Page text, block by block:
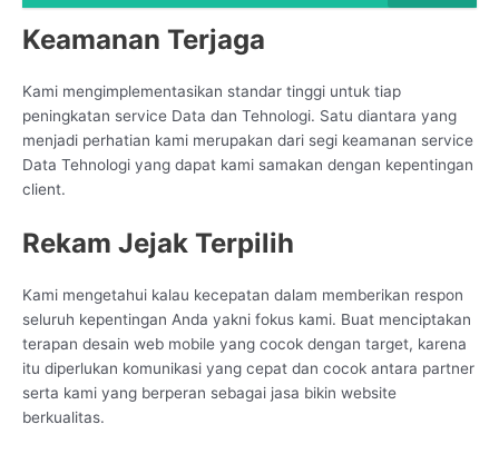
Keamanan Terjaga
Kami mengimplementasikan standar tinggi untuk tiap
peningkatan service Data dan Tehnologi. Satu diantara yang
menjadi perhatian kami merupakan dari segi keamanan service
Data Tehnologi yang dapat kami samakan dengan kepentingan
client.
Rekam Jejak Terpilih
Kami mengetahui kalau kecepatan dalam memberikan respon
seluruh kepentingan Anda yakni fokus kami. Buat menciptakan
terapan desain web mobile yang cocok dengan target, karena
itu diperlukan komunikasi yang cepat dan cocok antara partner
serta kami yang berperan sebagai jasa bikin website
berkualitas.